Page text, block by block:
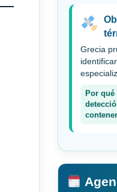
Grecia
Por